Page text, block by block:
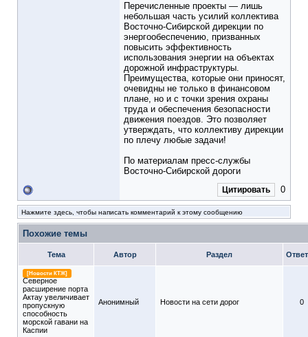
Перечисленные проекты — лишь
небольшая часть усилий коллектива
Восточно-Сибирской дирекции по
энергообеспечению, призванных
повысить эффективность
использования энергии на объектах
дорожной инфраструктуры.
Преимущества, которые они приносят,
очевидны не только в финансовом
плане, но и с точки зрения охраны
труда и обеспечения безопасности
движения поездов. Это позволяет
утверждать, что коллективу дирекции
по плечу любые задачи!
По материалам пресс-службы
Восточно-Сибирской дороги
Цитировать 0
Нажмите здесь, чтобы написать комментарий к этому сообщению
Похожие темы
Тема Автор Раздел
[Новости КТЖ]
Северное
расширение порта
Актау увеличивает
пропускную
способность
морской гавани на
Каспии
Анонимный Новости на сети дорог 0